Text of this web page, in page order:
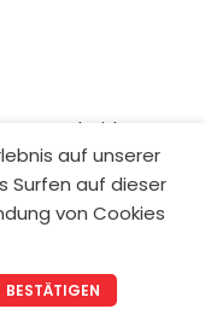
entscheiden
auf unserer
Surfen auf dieser
von Cookies
BESTÄTIGEN
Menü